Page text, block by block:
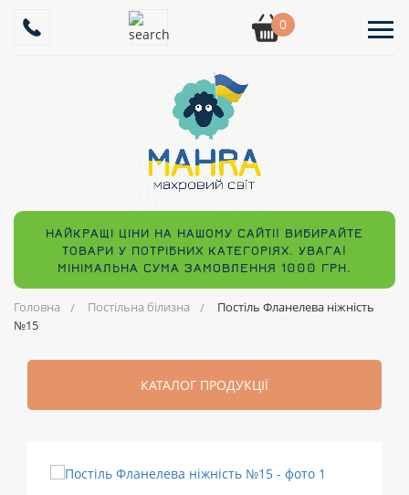
0
НАЙКРАЩІ ЦІНИ НА НАШОМУ САЙТІ! ВИБИРАЙТЕ
ТОВАРИ У ПОТРІБНИХ КАТЕГОРІЯХ. УВАГА!
МІНІМАЛЬНА СУМА ЗАМОВЛЕННЯ 1000 ГРН.
Головна Постільна білизна
Постіль Фланелева ніжність
№15
КАТАЛОГ ПРОДУКЦІЇ